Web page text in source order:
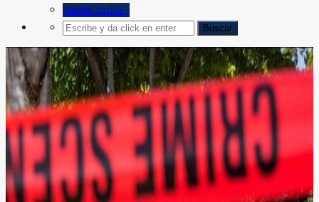
Verlos todos